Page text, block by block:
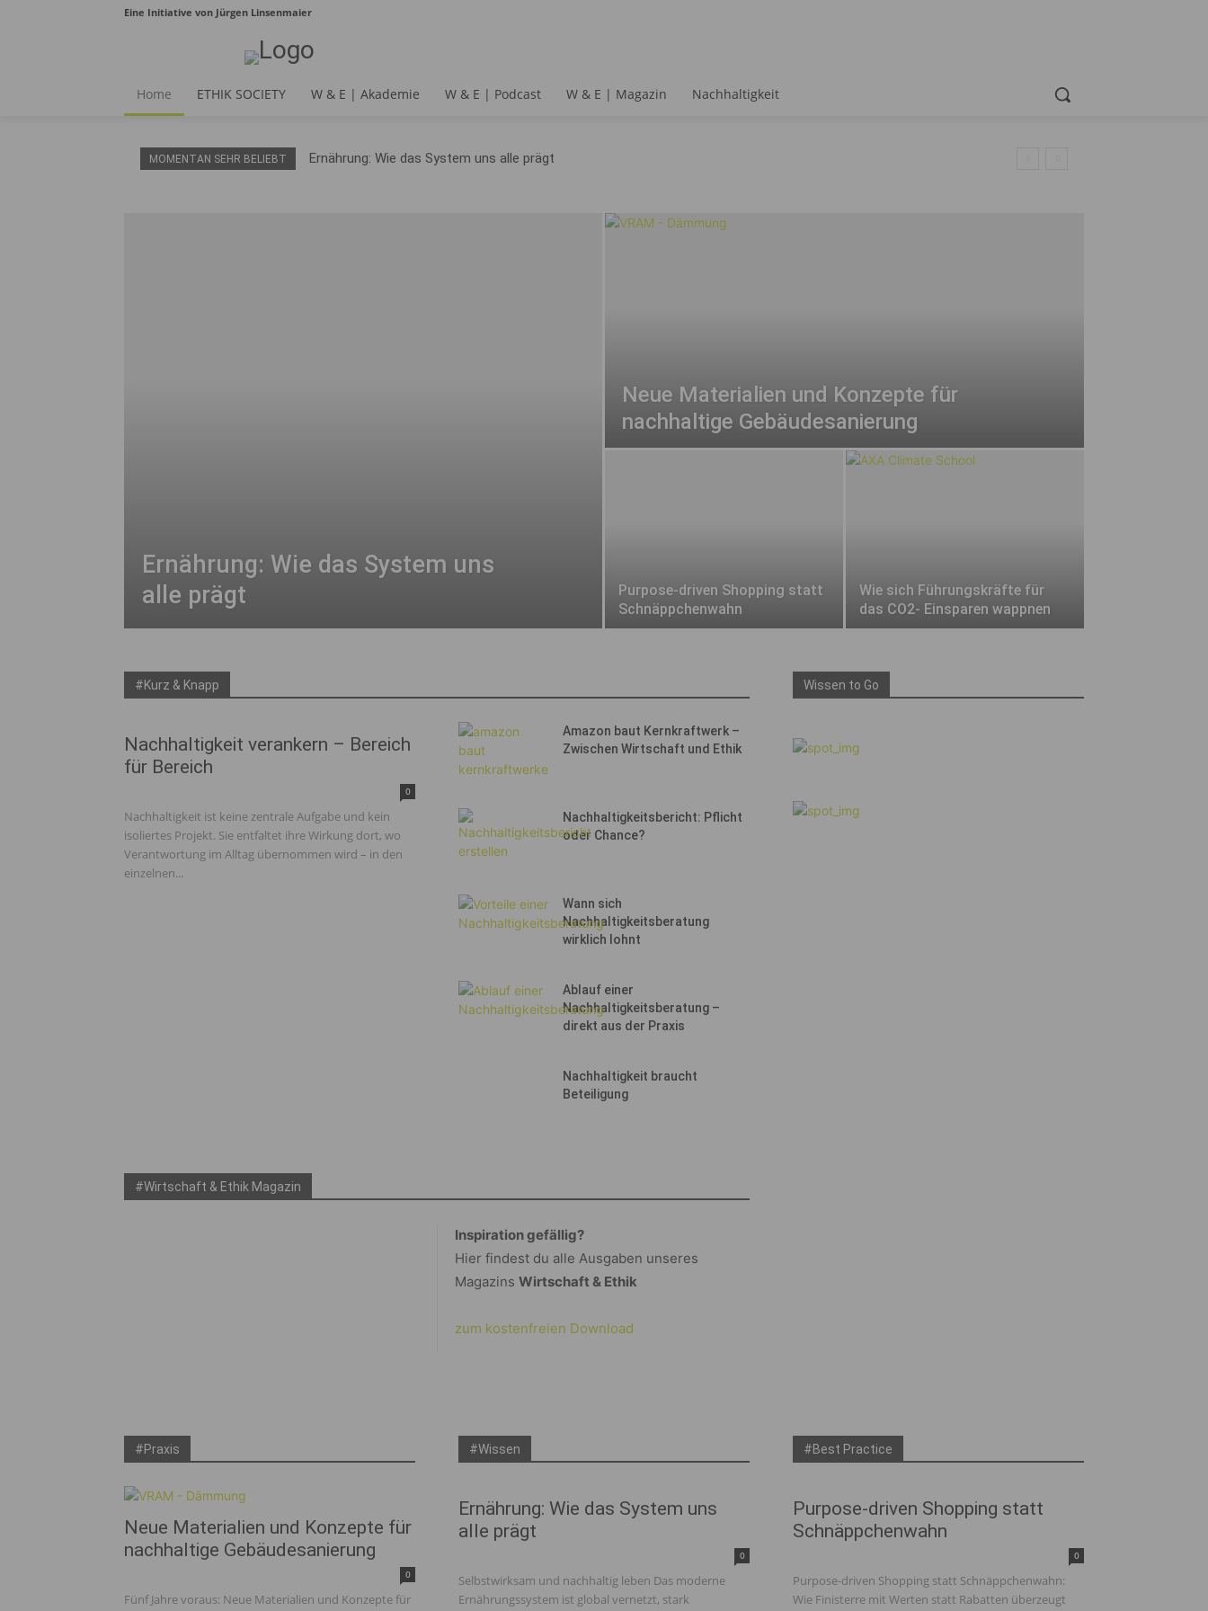
Eine Initiative von Jürgen Linsenmaier
Home ETHIK SOCIETY W & E | Akademie W & E | Podcast W & E | Magazin Nachhaltigkeit
MOMENTAN SEHR BELIEBT Ernährung: Wie das System uns alle prägt
Ernährung: Wie das System uns
alle prägt
Neue Materialien und Konzepte für
nachhaltige Gebäudesanierung
Purpose-driven Shopping statt
Schnäppchenwahn
Wie sich Führungskräfte für
das CO2- Einsparen wappnen
#Kurz & Knapp
Nachhaltigkeit verankern – Bereich
für Bereich
0
Nachhaltigkeit ist keine zentrale Aufgabe und kein
isoliertes Projekt. Sie entfaltet ihre Wirkung dort, wo
Verantwortung im Alltag übernommen wird – in den
einzelnen...
Amazon baut Kernkraftwerk –
Zwischen Wirtschaft und Ethik
Nachhaltigkeitsbericht: Pflicht
oder Chance?
Wann sich
Nachhaltigkeitsberatung
wirklich lohnt
Ablauf einer
Nachhaltigkeitsberatung –
direkt aus der Praxis
Nachhaltigkeit braucht
Beteiligung
#Wirtschaft & Ethik Magazin
Inspiration gefällig?
Hier findest du alle Ausgaben unseres
Magazins Wirtschaft & Ethik
zum kostenfreien Download
Wissen to Go
#Praxis
Neue Materialien und Konzepte für
nachhaltige Gebäudesanierung
0
Fünf Jahre voraus: Neue Materialien und Konzepte für
#Wissen
Ernährung: Wie das System uns
alle prägt
0
Selbstwirksam und nachhaltig leben Das moderne
Ernährungssystem ist global vernetzt, stark
#Best Practice
Purpose-driven Shopping statt
Schnäppchenwahn
0
Purpose-driven Shopping statt Schnäppchenwahn:
Wie Finisterre mit Werten statt Rabatten überzeugt